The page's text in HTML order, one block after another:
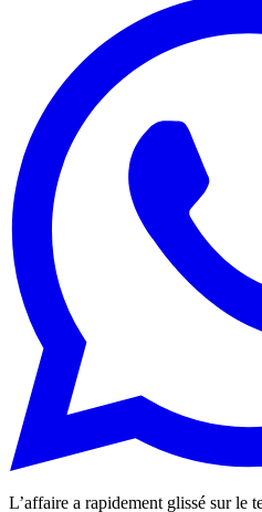
L’affaire a rapidement glissé sur le